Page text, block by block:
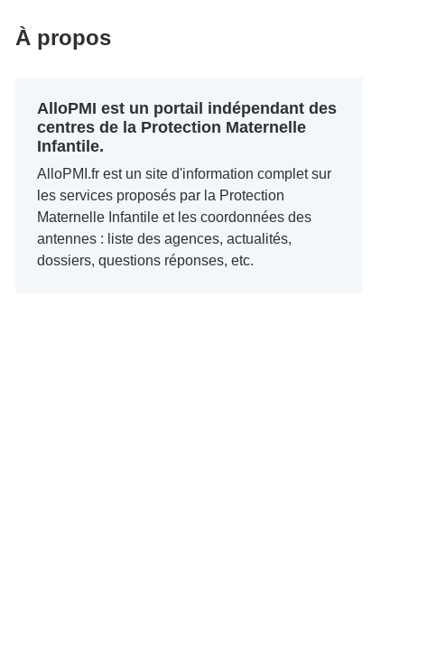
À propos
AlloPMI est un portail indépendant des
centres de la Protection Maternelle
Infantile.
AlloPMI.fr est un site d'information complet sur
les services proposés par la Protection
Maternelle Infantile et les coordonnées des
antennes : liste des agences, actualités,
dossiers, questions réponses, etc.